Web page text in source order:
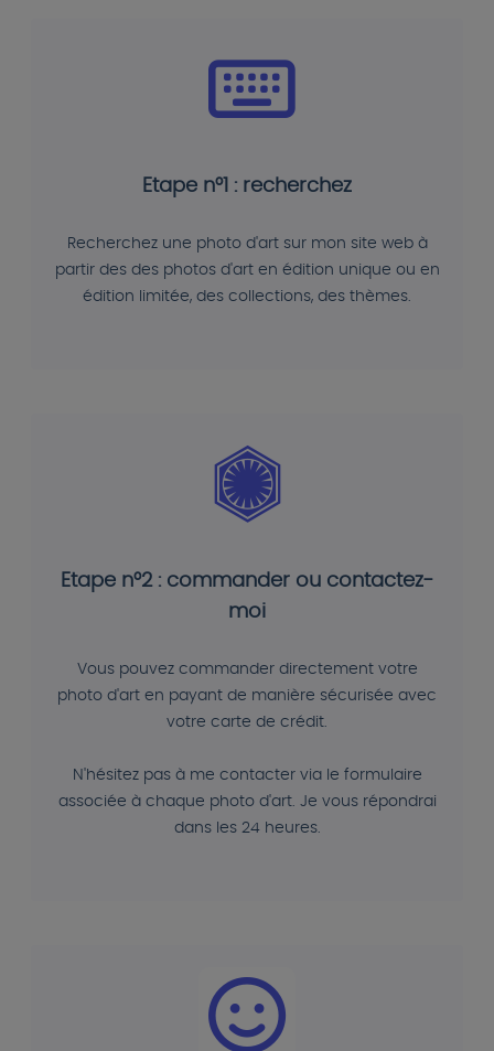
Etape n°1 : recherchez
Recherchez une photo d'art sur mon site web à
partir des des photos d'art en édition unique ou en
édition limitée, des collections, des thèmes.
Etape n°2 : commander ou contactez-
moi
Vous pouvez commander directement votre
photo d'art en payant de manière sécurisée avec
votre carte de crédit.
N'hésitez pas à me contacter via le formulaire
associée à chaque photo d'art. Je vous répondrai
dans les 24 heures.